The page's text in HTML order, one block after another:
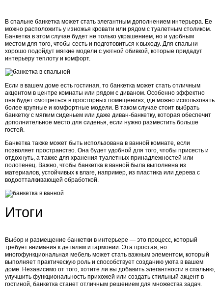
В спальне банкетка может стать элегантным дополнением интерьера. Ее
можно расположить у изножья кровати или рядом с туалетным столиком.
Банкетка в этом случае будет не только украшением, но и удобным
местом для того, чтобы сесть и подготовиться к выходу. Для спальни
хорошо подойдут мягкие модели с уютной обивкой, которые придадут
интерьеру теплоту и комфорт.
Если в вашем доме есть гостиная, то банкетка может стать отличным
акцентом в центре комнаты или рядом с диваном. Особенно эффектно
она будет смотреться в просторных помещениях, где можно использовать
более крупные и комфортные модели. В таком случае стоит выбрать
банкетку с мягким сиденьем или даже диван-банкетку, которая обеспечит
дополнительное место для сиденья, если нужно разместить больше
гостей.
Банкетка также может быть использована в ванной комнате, если
позволяет пространство. Она будет удобной для того, чтобы присесть и
отдохнуть, а также для хранения туалетных принадлежностей или
полотенец. Важно, чтобы банкетка в ванной была выполнена из
материалов, устойчивых к влаге, например, из пластика или дерева с
водоотталкивающей обработкой.
Итоги
Выбор и размещение банкетки в интерьере — это процесс, который
требует внимания к деталям и гармонии. Эта простая, но
многофункциональная мебель может стать важным элементом, который
выполняет практическую роль и способствует созданию уюта в вашем
доме. Независимо от того, хотите ли вы добавить элегантности в спальню,
улучшить функциональность прихожей или создать стильный акцент в
гостиной, банкетка станет отличным решением для множества задач.